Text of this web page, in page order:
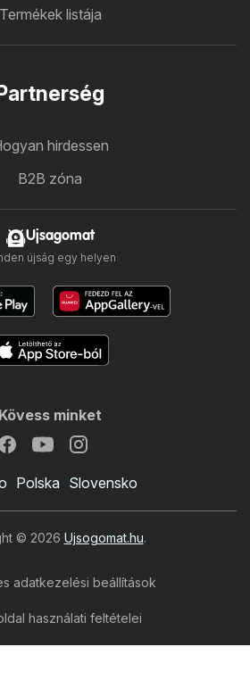
Termékek listája
hirdessen
B2B zóna
Ujsagomat
újság egy helyen
Kövess minket
Polska Slovensko
© 2026 Ujsogomat.hu.
adatkezelési beállítások
használati feltételei